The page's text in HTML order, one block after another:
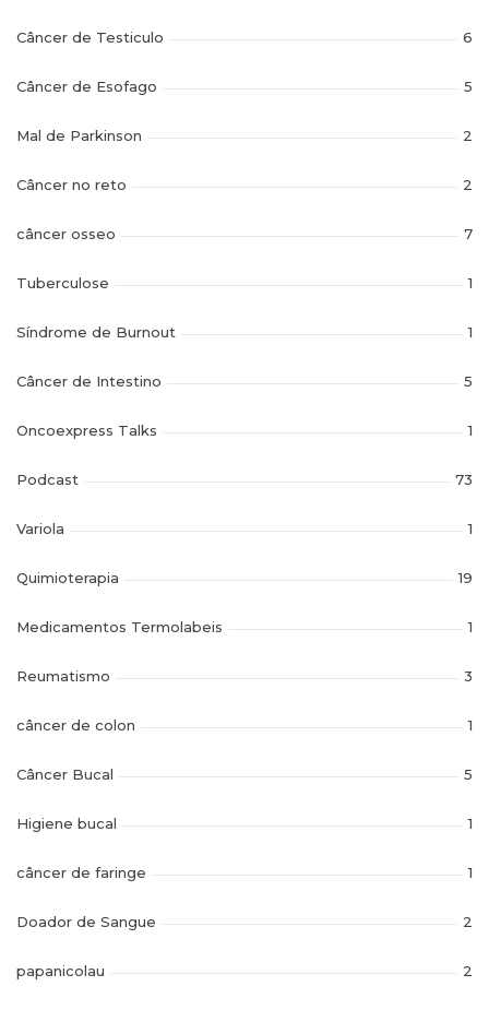
Câncer de Testiculo 6
Câncer de Esofago 5
Mal de Parkinson 2
Câncer no reto 2
câncer osseo 7
Tuberculose 1
Síndrome de Burnout 1
Câncer de Intestino 5
Oncoexpress Talks 1
Podcast 73
Variola 1
Quimioterapia 19
Medicamentos Termolabeis 1
Reumatismo 3
câncer de colon 1
Câncer Bucal 5
Higiene bucal 1
câncer de faringe 1
Doador de Sangue 2
papanicolau 2